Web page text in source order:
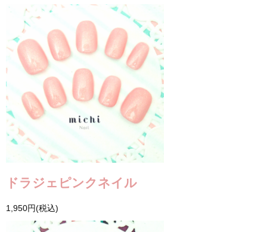
ドラジェピンクネイル
1,950円(税込)